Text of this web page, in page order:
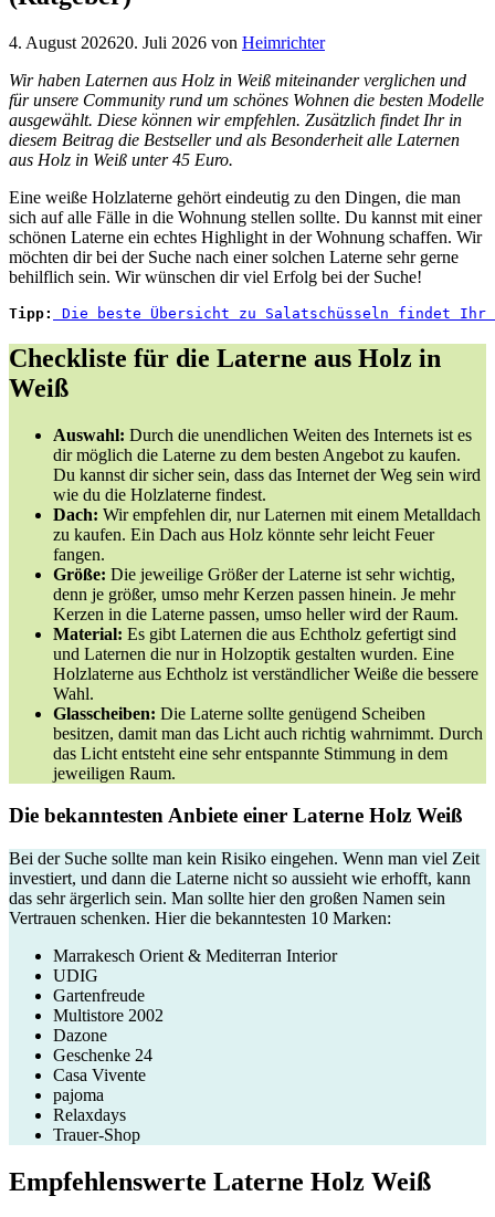
4. August 202620. Juli 2026 von Heimrichter
Wir haben Laternen aus Holz in Weiß miteinander verglichen und
für unsere Community rund um schönes Wohnen die besten Modelle
ausgewählt. Diese können wir empfehlen. Zusätzlich findet Ihr in
diesem Beitrag die Bestseller und als Besonderheit alle Laternen
aus Holz in Weiß unter 45 Euro.
Eine weiße Holzlaterne gehört eindeutig zu den Dingen, die man
sich auf alle Fälle in die Wohnung stellen sollte. Du kannst mit einer
schönen Laterne ein echtes Highlight in der Wohnung schaffen. Wir
möchten dir bei der Suche nach einer solchen Laterne sehr gerne
behilflich sein. Wir wünschen dir viel Erfolg bei der Suche!
Tipp: Die beste Übersicht zu Salatschüsseln findet
Checkliste für die Laterne aus Holz in
Weiß
Auswahl: Durch die unendlichen Weiten des Internets ist es
dir möglich die Laterne zu dem besten Angebot zu kaufen.
Du kannst dir sicher sein, dass das Internet der Weg sein wird
wie du die Holzlaterne findest.
Dach: Wir empfehlen dir, nur Laternen mit einem Metalldach
zu kaufen. Ein Dach aus Holz könnte sehr leicht Feuer
fangen.
Größe: Die jeweilige Größer der Laterne ist sehr wichtig,
denn je größer, umso mehr Kerzen passen hinein. Je mehr
Kerzen in die Laterne passen, umso heller wird der Raum.
Material: Es gibt Laternen die aus Echtholz gefertigt sind
und Laternen die nur in Holzoptik gestalten wurden. Eine
Holzlaterne aus Echtholz ist verständlicher Weiße die bessere
Wahl.
Glasscheiben: Die Laterne sollte genügend Scheiben
besitzen, damit man das Licht auch richtig wahrnimmt. Durch
das Licht entsteht eine sehr entspannte Stimmung in dem
jeweiligen Raum.
Die bekanntesten Anbiete einer Laterne Holz Weiß
Bei der Suche sollte man kein Risiko eingehen. Wenn man viel Zeit
investiert, und dann die Laterne nicht so aussieht wie erhofft, kann
das sehr ärgerlich sein. Man sollte hier den großen Namen sein
Vertrauen schenken. Hier die bekanntesten 10 Marken:
Marrakesch Orient & Mediterran Interior
UDIG
Gartenfreude
Multistore 2002
Dazone
Geschenke 24
Casa Vivente
pajoma
Relaxdays
Trauer-Shop
Empfehlenswerte Laterne Holz Weiß